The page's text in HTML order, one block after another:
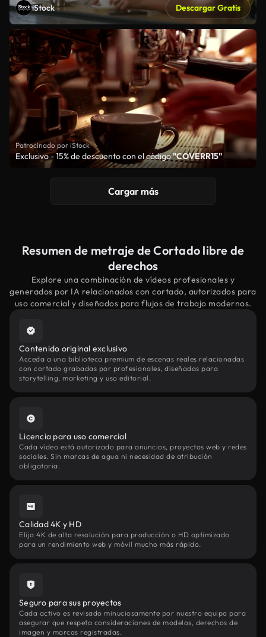
iStock Descargar Gratis
Patrocinado por iStock
Exclusivo - 15% de descuento con el código"COVERR15"
Cargar más
Resumen de metraje de Cortado libre de
derechos
Explore una combinación de vídeos profesionales y
generados por IA relacionados con cortado, autorizados para
uso comercial y diseñados para flujos de trabajo modernos.
Contenido original exclusivo
Acceda a una biblioteca premium de escenas reales relacionadas
con cortado grabadas por profesionales, diseñadas para
storytelling, marketing y uso editorial.
Licencia para uso comercial
Cada vídeo está autorizado para anuncios, proyectos web y redes
sociales. Sin marcas de agua ni necesidad de atribución
obligatoria.
Calidad 4K y HD
Elija 4K de alta resolución para producción o HD optimizado
para un rendimiento web y móvil mucho más rápido.
Seguro para sus proyectos
Cada activo es revisado minuciosamente por nuestro equipo para
asegurar que respeta consideraciones de modelos, derechos de
imagen y marcas registradas.